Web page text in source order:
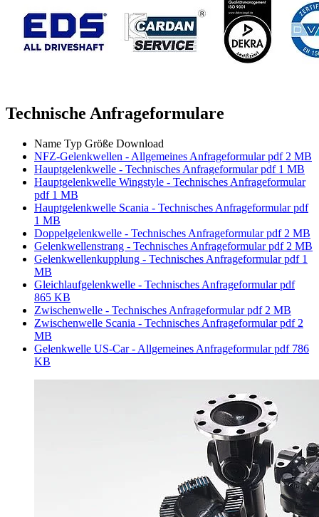
Technische Anfrageformulare
Name Typ Größe Download
NFZ-Gelenkwellen - Allgemeines Anfrageformular pdf 2 MB
Hauptgelenkwelle - Technisches Anfrageformular pdf 1 MB
Hauptgelenkwelle Wingstyle - Technisches Anfrageformular
pdf 1 MB
Hauptgelenkwelle Scania - Technisches Anfrageformular pdf
1 MB
Doppelgelenkwelle - Technisches Anfrageformular pdf 2 MB
Gelenkwellenstrang - Technisches Anfrageformular pdf 2 MB
Gelenkwellenkupplung - Technisches Anfrageformular pdf 1
MB
Gleichlaufgelenkwelle - Technisches Anfrageformular pdf
865 KB
Zwischenwelle - Technisches Anfrageformular pdf 2 MB
Zwischenwelle Scania - Technisches Anfrageformular pdf 2
MB
Gelenkwelle US-Car - Allgemeines Anfrageformular pdf 786
KB